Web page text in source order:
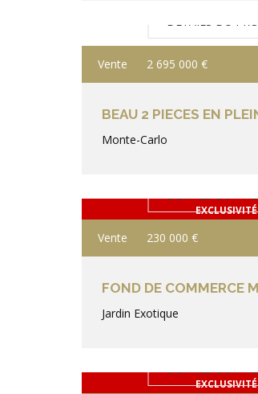
DÉTAILS DU
Vente 2 695 000 €
BEAU 2 PIECES EN
Monte-Carlo
EXCLUSIVITÉ
DÉTAILS DU
Vente 230 000 €
FOND DE COMMERCE
Jardin Exotique
EXCLUSIVITÉ
DÉTAILS DU